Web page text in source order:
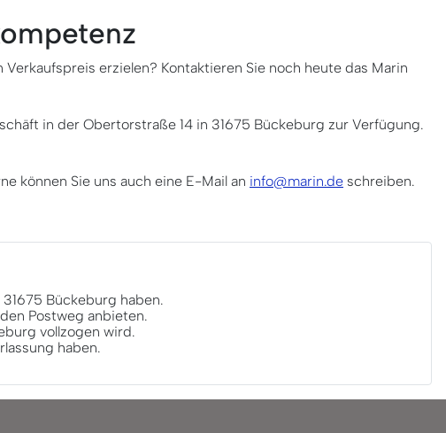
erzielen? Kontaktieren Sie noch heute das Marin
in der Obertorstraße 14 in 31675 Bückeburg zur Verfügung.
können Sie uns auch eine E-Mail an info@marin.de schreiben.
Bückeburg haben.
Postweg anbieten.
vollzogen wird.
haben.